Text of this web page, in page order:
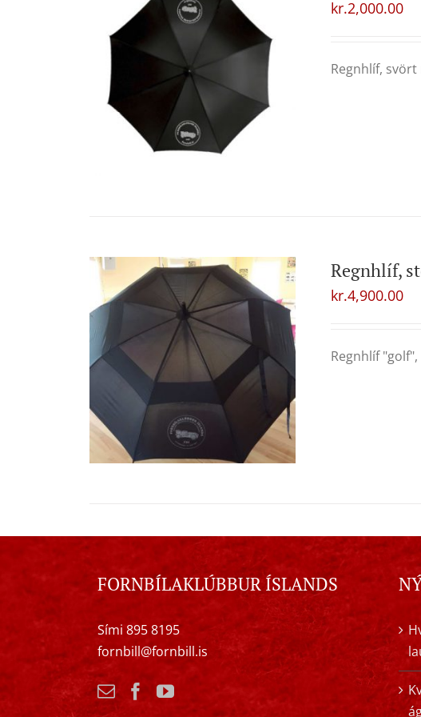
kr.2,000.00
Regnhlíf,
Regnhlíf,
kr.4,900.00
Regnhlíf
FORNBÍLAKLÚBBUR ÍSLANDS
Sími 895 8195
fornbill@fornbill.is